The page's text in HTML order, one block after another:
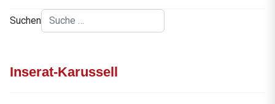
Suchen
Inserat-Karussell